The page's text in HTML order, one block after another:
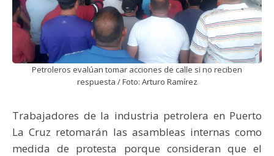
Petroleros evalúan tomar acciones de calle si no reciben
respuesta / Foto: Arturo Ramírez
Trabajadores de la industria petrolera en Puerto
La Cruz retomarán las asambleas internas como
medida de protesta porque consideran que el